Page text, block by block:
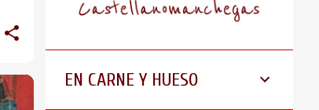
EN CARNE Y HUESO